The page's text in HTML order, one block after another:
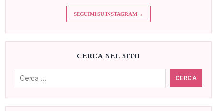
SEGUIMI SU INSTAGRAM →
CERCA NEL SITO